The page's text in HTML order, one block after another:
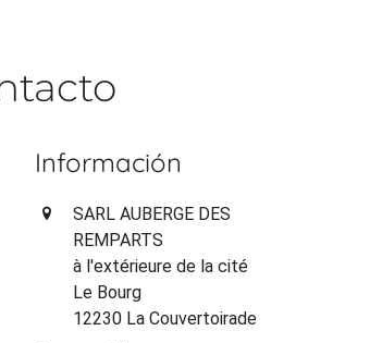
Información
SARL AUBERGE DES
REMPARTS
à l'extérieure de la cité
Le Bourg
12230 La Couvertoirade